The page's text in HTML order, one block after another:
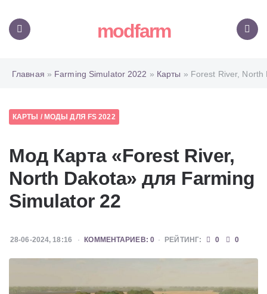
modfarm
Главная » Farming Simulator 2022 » Карты » Forest River, North
КАРТЫ / МОДЫ ДЛЯ FS 2022
Мод Карта «Forest River,
North Dakota» для Farming
Simulator 22
28-06-2024, 18:16 КОММЕНТАРИЕВ: 0 РЕЙТИНГ: 0 0